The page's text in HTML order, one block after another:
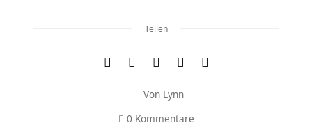
Teilen
Von Lynn
0 Kommentare